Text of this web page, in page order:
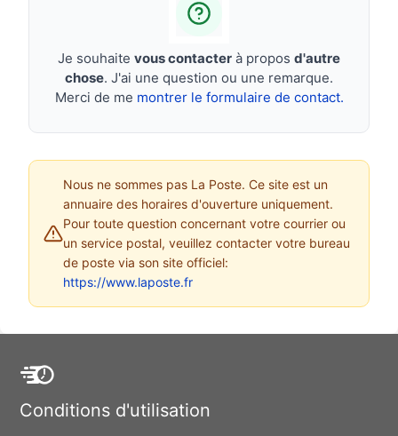
Je souhaite vous contacter à propos d'autre
chose. J'ai une question ou une remarque.
Merci de me montrer le formulaire de contact.
Nous ne sommes pas La Poste. Ce site est un
annuaire des horaires d'ouverture uniquement.
Pour toute question concernant votre courrier ou
un service postal, veuillez contacter votre bureau
de poste via son site officiel:
https://www.laposte.fr
Conditions d'utilisation